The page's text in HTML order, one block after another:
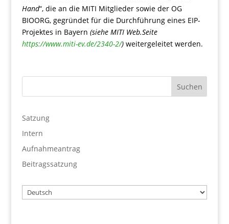
Hand“, die an die MITI Mitglieder sowie der OG
BIOORG, gegründet für die Durchführung eines EIP-
Projektes in Bayern (siehe MITI Web.Seite
https://www.miti-ev.de/2340-2/)weitergeleitet werden.
Satzung
Intern
Aufnahmeantrag
Beitragssatzung
Wählen
Sie